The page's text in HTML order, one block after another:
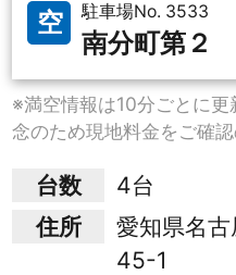
空 駐車場No. 3533
南分町第２
※満空情報は10分ごとに更
念のため現地料金をご確
台数
4台
住所
愛知県名
45-1